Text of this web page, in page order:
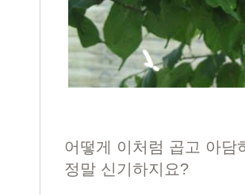
어떻게 이처럼 곱고 아담
정말 신기하지요?